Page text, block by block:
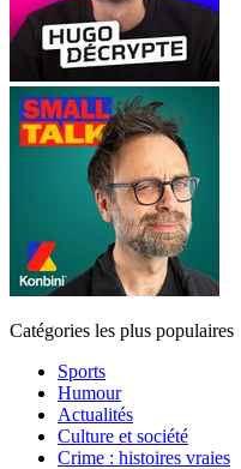
Catégories les plus populaires
Sports
Humour
Actualités
Culture et société
Crime : histoires vraies